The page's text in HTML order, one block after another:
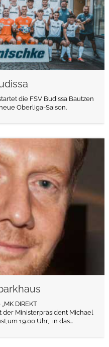
die FSV Budissa Bautzen
Oberliga-Saison.
DIREKT
Ministerpräsident Michael
19.00 Uhr, in das...